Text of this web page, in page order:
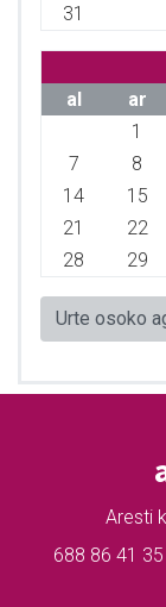
31
al
ar
1
7
8
14
15
21
22
28
29
Urte osoko
Aresti
688 86 41